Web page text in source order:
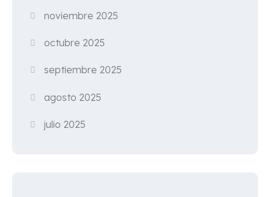
noviembre 2025
octubre 2025
septiembre 2025
agosto 2025
julio 2025